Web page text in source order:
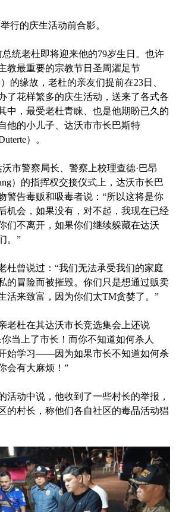
行的庆生活动前合影。
统老杜即将迎来他的79岁生日。也许
教最重要的宗教节日圣周濯足节
）的缘故，老杜的亲友们提前在23日、
了花样繁多的庆生活动，送来了各式各
中，最受老杜青睐、也是他期盼已久的
他的小儿子、达沃市市长巴斯特
）。
市警察局长、警察上校理查德·巴昂
ang）的指挥权交接仪式上，达沃市长巴
警告毒贩和吸毒者说：“所以这将是你
机会，如果没有，对不起，我现在已经
们不离开，如果你们继续躲藏在达沃
。”
杜曾说过：“我们无法承受我们的家庭
的冒险而被摧毁。你们只是想通过贩卖
活来致富，因为你们太TM贪婪了。”
老杜在其达沃市长竞选集会上还说
当上了市长！而你不知道如何杀人
始学习——因为如果市长不知道如何杀
会有大麻烦！”
活动中说，他收到了一些村长的举报，
的村长，称他们各自社区的毒品活动猖